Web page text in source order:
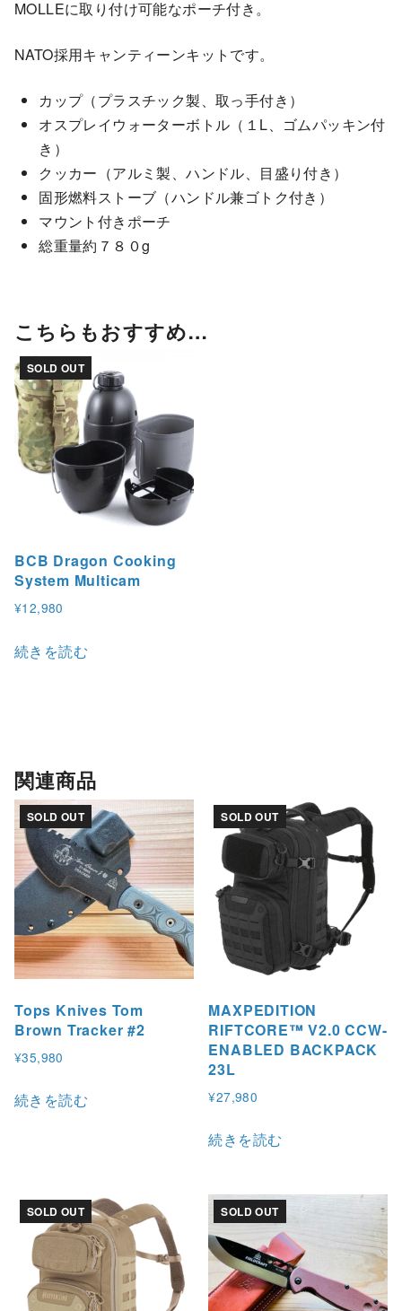
MOLLEに取り付け可能なポーチ付き。
NATO採用キャンティーンキットです。
カップ（プラスチック製、取っ手付き）
オスプレイウォーターボトル（１L、ゴムパッキン付
き）
クッカー（アルミ製、ハンドル、目盛り付き）
固形燃料ストーブ（ハンドル兼ゴトク付き）
マウント付きポーチ
総重量約７８０g
こちらもおすすめ…
SOLD OUT
BCB Dragon Cooking
System Multicam
¥12,980
続きを読む
関連商品
SOLD OUT
Tops Knives Tom
Brown Tracker #2
¥35,980
続きを読む
SOLD OUT
MAXPEDITION
RIFTCORE™ V2.0 CCW-
ENABLED BACKPACK
23L
¥27,980
続きを読む
SOLD OUT SOLD OUT